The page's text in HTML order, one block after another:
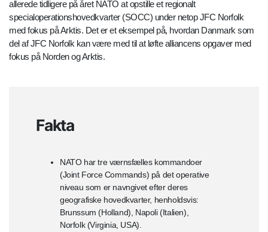
allerede tidligere på året NATO at opstille et regionalt
specialoperationshovedkvarter (SOCC) under netop JFC Norfolk
med fokus på Arktis. Det er et eksempel på, hvordan Danmark som
del af JFC Norfolk kan være med til at løfte alliancens opgaver med
fokus på Norden og Arktis.
Fakta
NATO har tre værnsfælles kommandoer
(Joint Force Commands) på det operative
niveau som er navngivet efter deres
geografiske hovedkvarter, henholdsvis:
Brunssum (Holland), Napoli (Italien),
Norfolk (Virginia, USA).